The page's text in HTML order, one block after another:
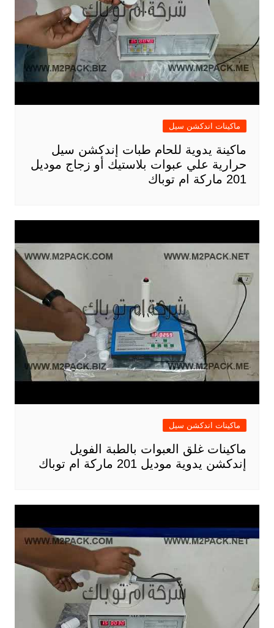
ماكينات اندكشن سيل
ماكينة يدوية للحام طبات إندكشن سيل
حرارية علي عبوات بلاستيك أو زجاج موديل
201 ماركة ام توباك
ماكينات اندكشن سيل
ماكينات غلق العبوات بالطبة الفويل
إندكشن يدوية موديل 201 ماركة ام توباك